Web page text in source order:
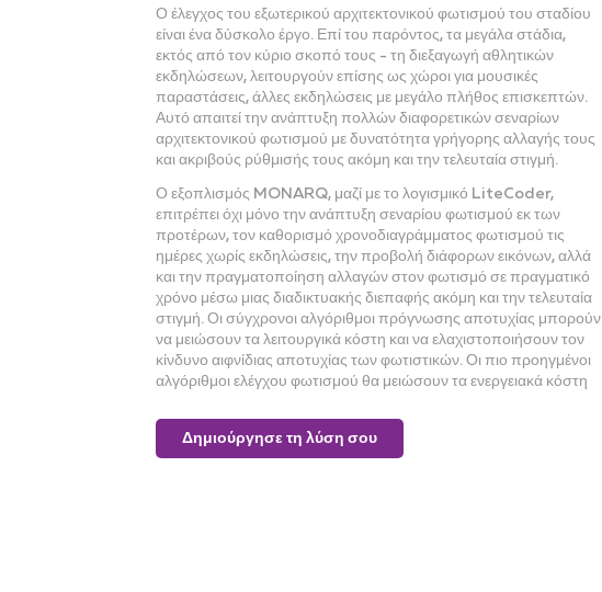
Ο έλεγχος του εξωτερικού αρχιτεκτονικού φωτισμού του σταδίου
είναι ένα δύσκολο έργο. Επί του παρόντος, τα μεγάλα στάδια,
εκτός από τον κύριο σκοπό τους - τη διεξαγωγή αθλητικών
εκδηλώσεων, λειτουργούν επίσης ως χώροι για μουσικές
παραστάσεις, άλλες εκδηλώσεις με μεγάλο πλήθος επισκεπτών.
Αυτό απαιτεί την ανάπτυξη πολλών διαφορετικών σεναρίων
αρχιτεκτονικού φωτισμού με δυνατότητα γρήγορης αλλαγής τους
και ακριβούς ρύθμισής τους ακόμη και την τελευταία στιγμή.
Ο εξοπλισμός MONARQ, μαζί με το λογισμικό LiteCoder,
επιτρέπει όχι μόνο την ανάπτυξη σεναρίου φωτισμού εκ των
προτέρων, τον καθορισμό χρονοδιαγράμματος φωτισμού τις
ημέρες χωρίς εκδηλώσεις, την προβολή διάφορων εικόνων, αλλά
και την πραγματοποίηση αλλαγών στον φωτισμό σε πραγματικό
χρόνο μέσω μιας διαδικτυακής διεπαφής ακόμη και την τελευταία
στιγμή. Οι σύγχρονοι αλγόριθμοι πρόγνωσης αποτυχίας μπορούν
να μειώσουν τα λειτουργικά κόστη και να ελαχιστοποιήσουν τον
κίνδυνο αιφνίδιας αποτυχίας των φωτιστικών. Οι πιο προηγμένοι
αλγόριθμοι ελέγχου φωτισμού θα μειώσουν τα ενεργειακά κόστη
Δημιούργησε τη λύση σου